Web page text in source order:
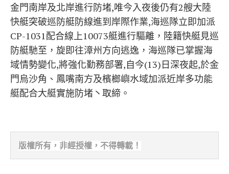
金門南岸及北岸進行防堵,唯今入夜後仍有2艘大陸
快艇突破巡防艇防線進到岸際作業,海巡隊立即加派
CP-1031配合線上10073艇進行驅離，陸籍快艇見巡
防艇馳至，旋即往漳州方向逃逸，海巡隊已掌握海
域情勢變化,將強化勤務部署,自今(13)日深夜起,於金
門烏沙角、鳳嘴南方及檳榔嶼水域加派近岸多功能
艇配合大艇實施防堵丶取締。
版權所有，非經授權，不得轉載！